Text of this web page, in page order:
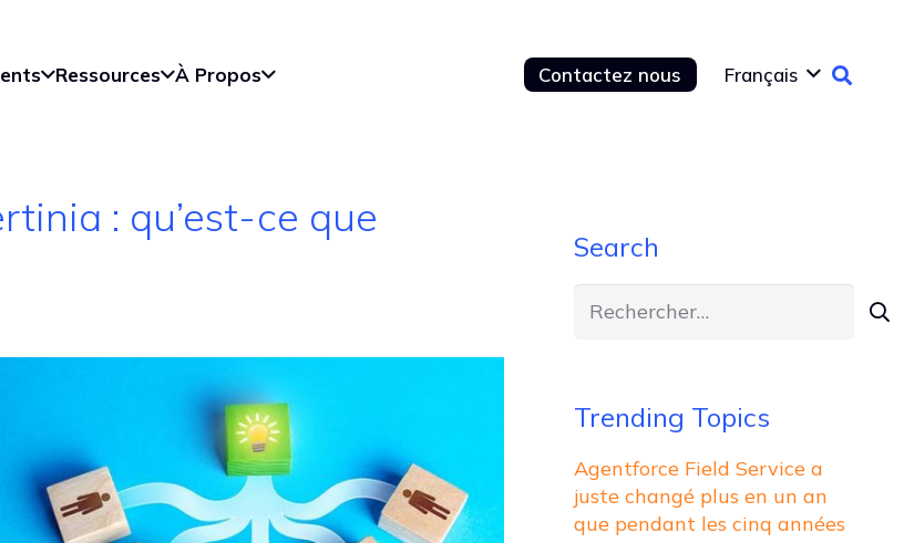
Ressources À Propos Contactez nous Français
: qu’est-ce que
Search
Trending Topics
Agentforce Field Service a
juste changé plus en un an
que pendant les cinq années